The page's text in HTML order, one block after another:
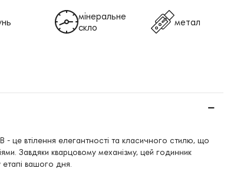
мінеральне
скло
метал
- це втілення елегантності та класичного стилю, що
Завдяки кварцовому механізму, цей годинник
вашого дня.